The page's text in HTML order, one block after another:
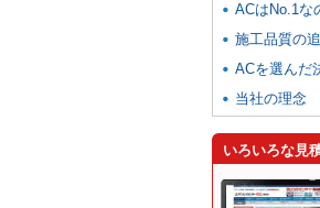
ACはNo.1な
施工品質の
ACを選んだ
当社の理念
いろいろな見